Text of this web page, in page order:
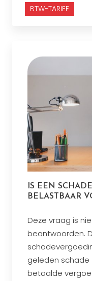
BTW-TARIEF
IS EEN
BELASTBAAR
Deze vraag is
beantwoorden.
geleden
betaalde